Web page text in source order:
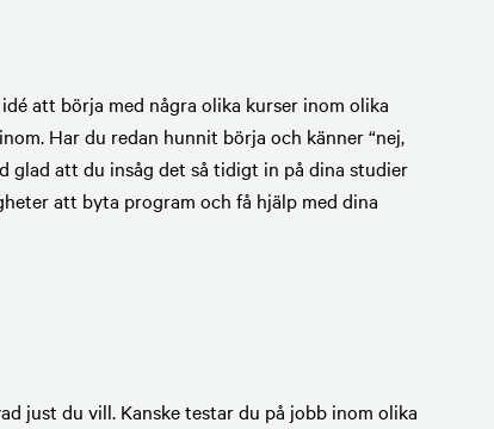
att börja med några olika kurser inom olika
Har du redan hunnit börja och känner “nej,
glad att du insåg det så tidigt in på dina studier
att byta program och få hjälp med dina
just du vill. Kanske testar du på jobb inom olika